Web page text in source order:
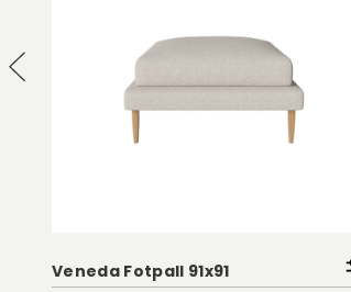
Veneda Fotpall 91x91